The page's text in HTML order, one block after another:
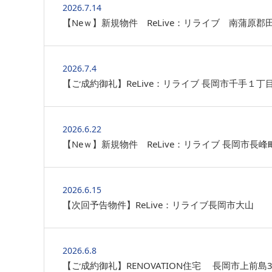
2026.7.14
【Neｗ】新規物件 ReLive：リライブ 南蒲原郡
2026.7.4
【ご成約御礼】ReLive：リライブ 長岡市千手１丁目
2026.6.22
【Neｗ】新規物件 ReLive：リライブ 長岡市長峰
2026.6.15
【次回予告物件】ReLive：リライブ長岡市大山
2026.6.8
【ご成約御礼】RENOVATION住宅 長岡市上前島